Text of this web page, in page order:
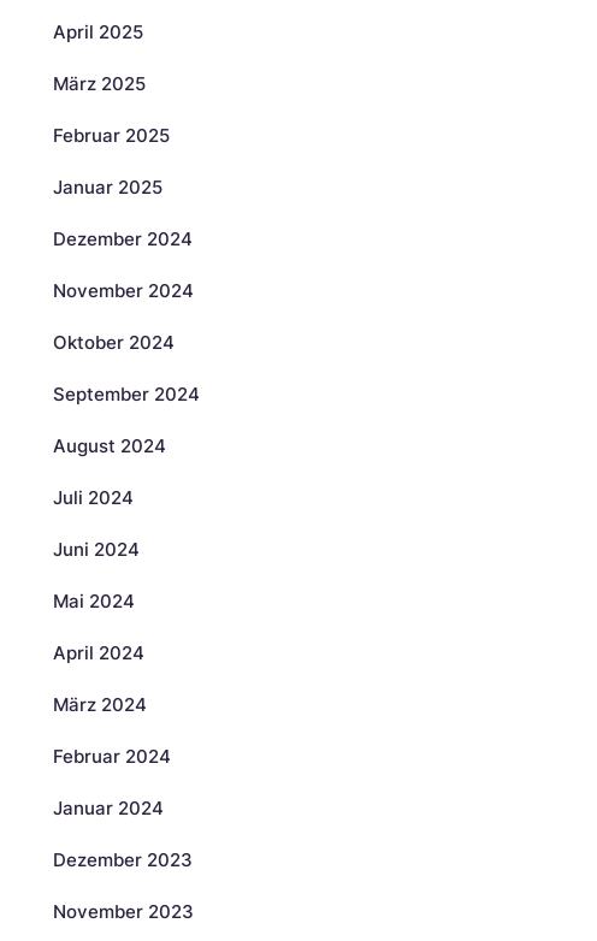
April 2025
März 2025
Februar 2025
Januar 2025
Dezember 2024
November 2024
Oktober 2024
September 2024
August 2024
Juli 2024
Juni 2024
Mai 2024
April 2024
März 2024
Februar 2024
Januar 2024
Dezember 2023
November 2023